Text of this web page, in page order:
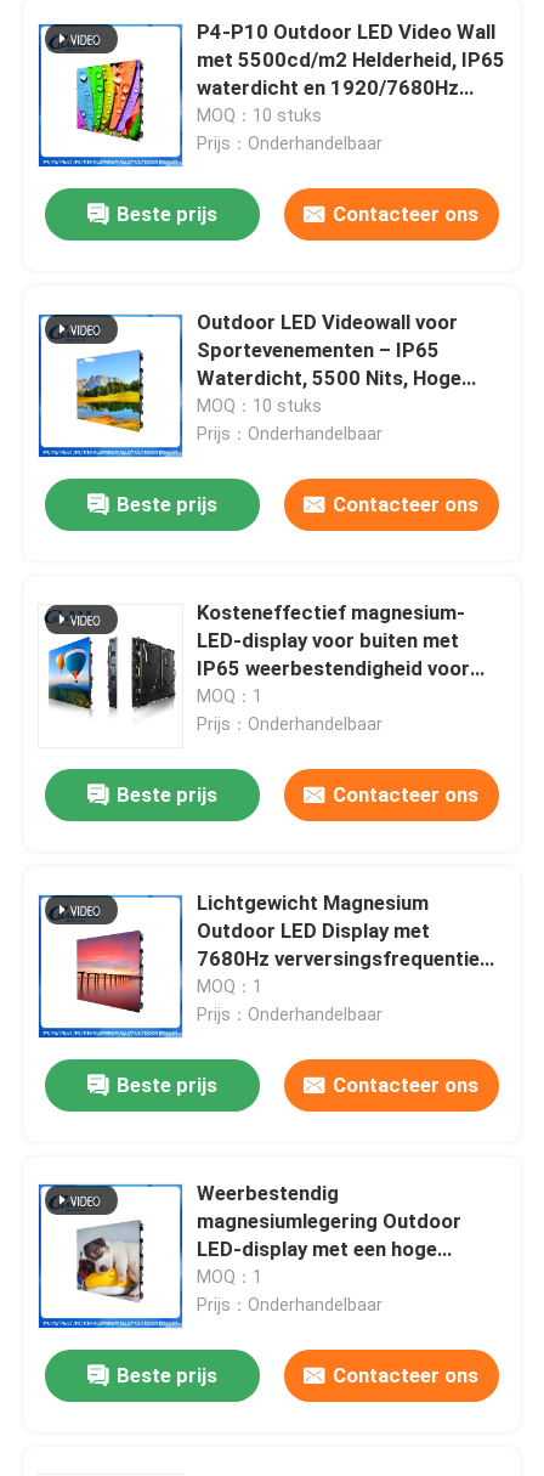
Thuis
VR-show
Over ons
Fabrieksreis
Kwaliteitscontrole
Contacteer ons
nieuws
LED-videomuurweergave
Transparante LED-videomuur
Openlucht LEIDENE Videomuur
Vast LED-display voor binnen
LED-display met fijne toonhoogte
LED-displaymodules voor binnen
P4-P10 Outdoor LED Video Wall
met 5500cd/m2 Helderheid, IP65
waterdicht en 1920/7680Hz
vernieuwingssnelheid voor
Outdoor Reclame
MOQ：10 stuks
Prijs：Onderhandelbaar
Beste prijs Contacteer ons
Outdoor LED Videowall voor
Sportevenementen – IP65
Waterdicht, 5500 Nits, Hoge
Resolutie
MOQ：10 stuks
Prijs：Onderhandelbaar
Beste prijs Contacteer ons
Kosteneffectief magnesium-
LED-display voor buiten met
IP65 weerbestendigheid voor
wegborden en grootschalige
evenementen
MOQ：1
Prijs：Onderhandelbaar
Beste prijs Contacteer ons
Lichtgewicht Magnesium
Outdoor LED Display met
7680Hz verversingsfrequentie
en steun voor het tillen voor
verhuur en reclame
MOQ：1
Prijs：Onderhandelbaar
Beste prijs Contacteer ons
Weerbestendig
magnesiumlegering Outdoor
LED-display met een hoge
helderheid van 5500 nits en
naadloze splicing voor
stadionbewegwijzering
MOQ：1
Prijs：Onderhandelbaar
Beste prijs Contacteer ons